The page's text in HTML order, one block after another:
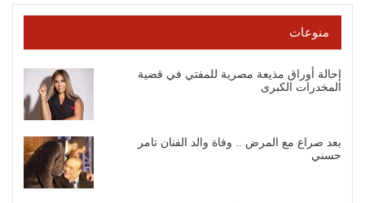
منوعات
إحالة أوراق مذيعة مصرية للمفتي في قضية
المخدرات الكبرى
بعد صراع مع المرض .. وفاة والد الفنان تامر
حسني